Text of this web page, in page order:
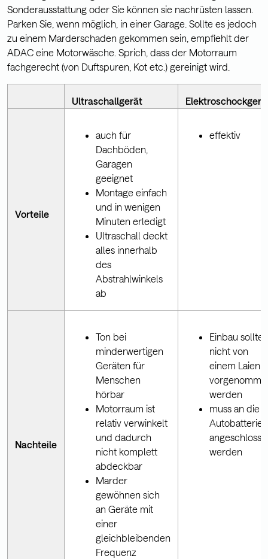
Sonderausstattung oder Sie können sie nachrüsten lassen.
Parken Sie, wenn möglich, in einer Garage. Sollte es jedoch
zu einem Marderschaden gekommen sein, empfiehlt der
ADAC eine Motorwäsche. Sprich, dass der Motorraum
fachgerecht (von Duftspuren, Kot etc.) gereinigt wird.
Ultraschallgerät
Vorteile
auch für
Dachböden,
Garagen
geeignet
Montage einfach
und in wenigen
Minuten erledigt
Ultraschall deckt
alles innerhalb
des
Abstrahlwinkels
ab
effektiv
Nachteile
Ton bei
minderwertigen
Geräten für
Menschen
hörbar
Motorraum ist
relativ verwinkelt
und dadurch
nicht komplett
abdeckbar
Marder
gewöhnen sich
an Geräte mit
einer
gleichbleibenden
Frequenz
Einbau sollte
nicht von
einem Laien
werden
muss an die
Autobatterie
werden